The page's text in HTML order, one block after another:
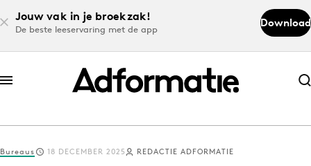
Jouw vak in je broekzak!
De beste leeservaring met de app
Download
Abonneer nu
Abonneer nu
Log in
Bureaus 18 DECEMBER 2025 REDACTIE ADFORMATIE